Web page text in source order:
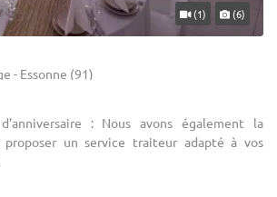
(1) (6)
- Essonne (91)
: Nous avons également la
un service traiteur adapté à vos